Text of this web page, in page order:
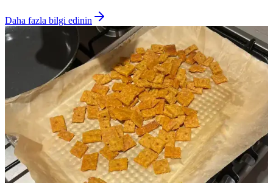
Daha fazla bilgi edinin